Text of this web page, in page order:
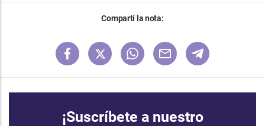
Compartí la nota:
¡Suscríbete a nuestro